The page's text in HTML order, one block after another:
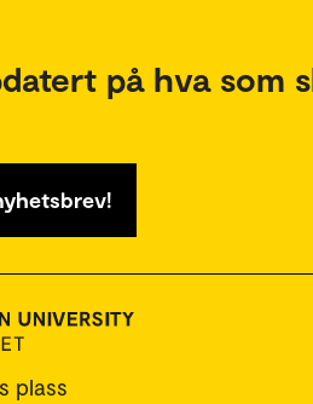
på hva som
plass